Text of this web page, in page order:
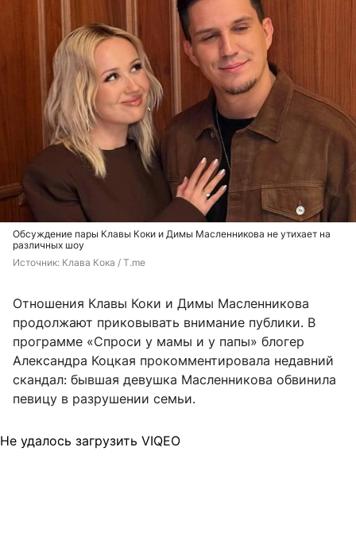
Обсуждение пары Клавы Коки и Димы Масленникова не утихает на
различных шоу
Источник: Клава Кока / T.me
Отношения Клавы Коки и Димы Масленникова
продолжают приковывать внимание публики. В
программе «Спроси у мамы и у папы» блогер
Александра Коцкая прокомментировала недавний
скандал: бывшая девушка Масленникова обвинила
певицу в разрушении семьи.
Не удалось загрузить VIQEO